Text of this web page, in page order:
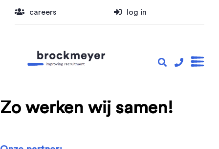
careers log in
Zo werken wij samen!